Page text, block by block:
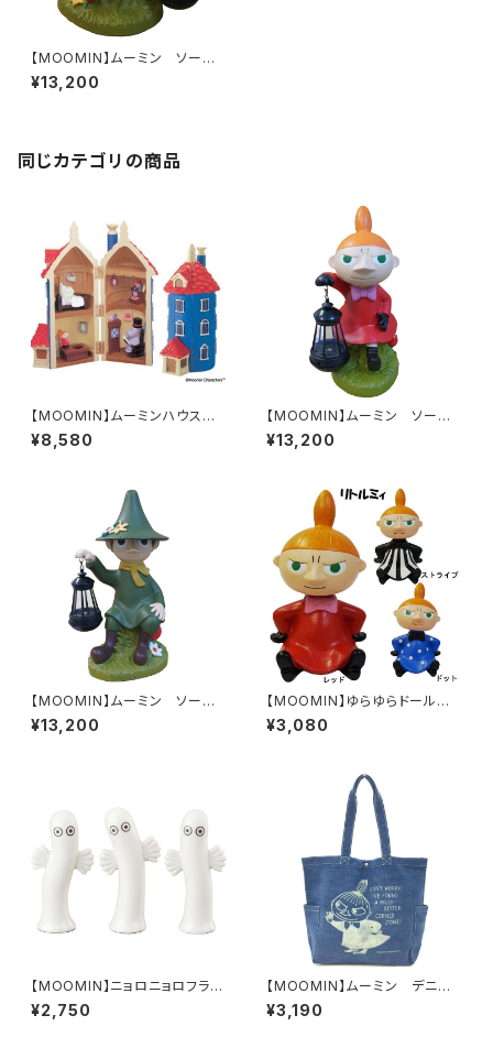
【MOOMIN】ムーミン ソーラ
ーランタン（ムーミン/KC5109）
¥13,200
同じカテゴリの商品
【MOOMIN】ムーミンハウス型
キーラック（KC3589）
¥8,580
【MOOMIN】ムーミン ソーラ
ーランタン（リトルミイ/KC511
0）
¥13,200
【MOOMIN】ムーミン ソーラ
ーランタン（スナフキン/KC510
8）
¥13,200
【MOOMIN】ゆらゆらドール
リトルミイ
¥3,080
【MOOMIN】ニョロニョロフラワ
ーベース3点セット（KC5085）
¥2,750
【MOOMIN】ムーミン デニムト
ートバッグ（リトルミイ/MM-67
24）
¥3,190